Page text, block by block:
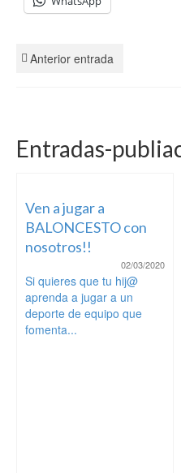
Anterior entrada
Entradas-
Ven a jugar a
BALONCESTO con
nosotros!!
02/03/2020
Si quieres que tu hij@
aprenda a jugar a un
deporte de equipo que
fomenta...